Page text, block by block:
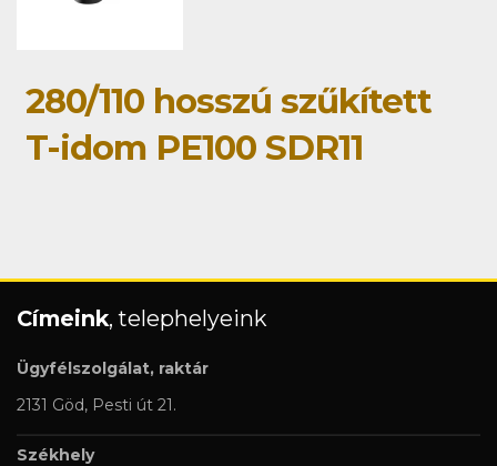
280/110 hosszú szűkített
T-idom PE100 SDR11
Címeink, telephelyeink
Ügyfélszolgálat, raktár
2131 Göd, Pesti út 21.
Székhely